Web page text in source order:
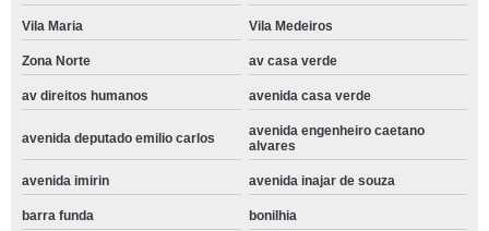
Vila Maria Vila Medeiros
Zona Norte av casa verde
av direitos humanos avenida casa verde
avenida deputado emilio carlos
avenida engenheiro caetano
alvares
avenida imirin avenida inajar de souza
barra funda bonilhia